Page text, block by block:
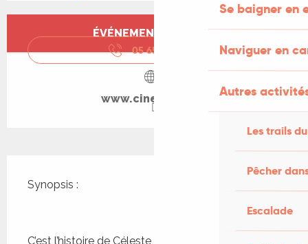
Se baigner en
Naviguer en
Autres
Les trails
Pêcher
Escalade
Ouverture et coordonnées
ÉVÉNEMENT TERMINÉ
05 65 11 44
www.cine-lot.com
Synopsis :
C’est l’histoire de Céleste, jeune bonne employée